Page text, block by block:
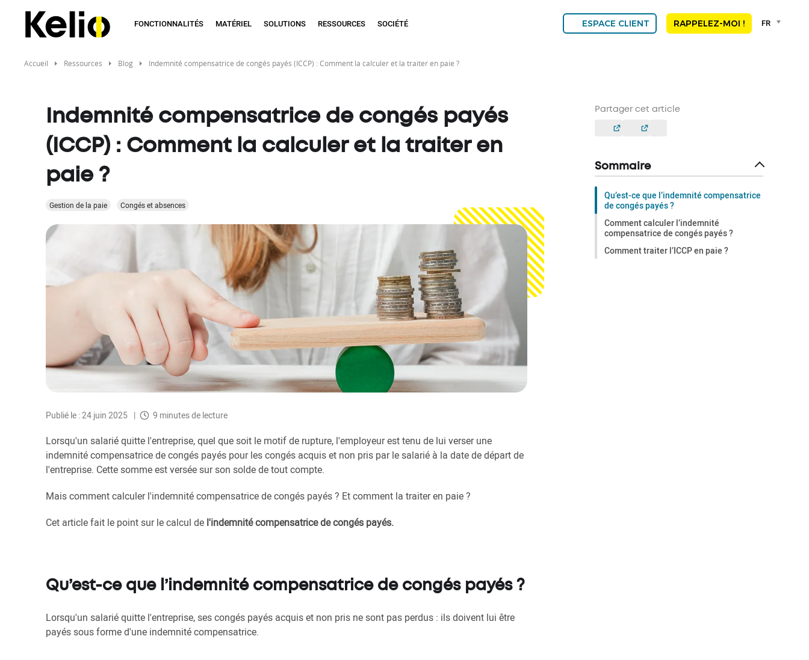
contenu
FONCTIONNALITÉS MATÉRIEL SOLUTIONS RESSOURCES SOCIÉTÉ ESPACE CLIENT RAPPELEZ-MOI !
Language
FR
Accueil Ressources Blog Indemnité compensatrice de congés payés (ICCP) : Comment la calculer et la traiter en paie ?
Indemnité compensatrice de congés payés
(ICCP) : Comment la calculer et la traiter en
paie ?
Gestion de la paie Congés et absences
Publié le : 24 juin 2025 9 minutes de lecture
Lorsqu'un salarié quitte l'entreprise, quel que soit le motif de rupture, l'employeur est tenu de lui verser une
indemnité compensatrice de congés payés pour les congés acquis et non pris par le salarié à la date de départ de
l'entreprise. Cette somme est versée sur son solde de tout compte.
Mais comment calculer l'indemnité compensatrice de congés payés ? Et comment la traiter en paie ?
Cet article fait le point sur le calcul de l'indemnité compensatrice de congés payés.
Qu’est-ce que l’indemnité compensatrice de congés payés ?
Lorsqu'un salarié quitte l'entreprise, ses congés payés acquis et non pris ne sont pas perdus : ils doivent lui être
payés sous forme d'une indemnité compensatrice.
Partager cet article
Sommaire
Qu’est-ce que l’indemnité compensatrice
de congés payés ?
Comment calculer l’indemnité
compensatrice de congés payés ?
Comment traiter l’ICCP en paie ?